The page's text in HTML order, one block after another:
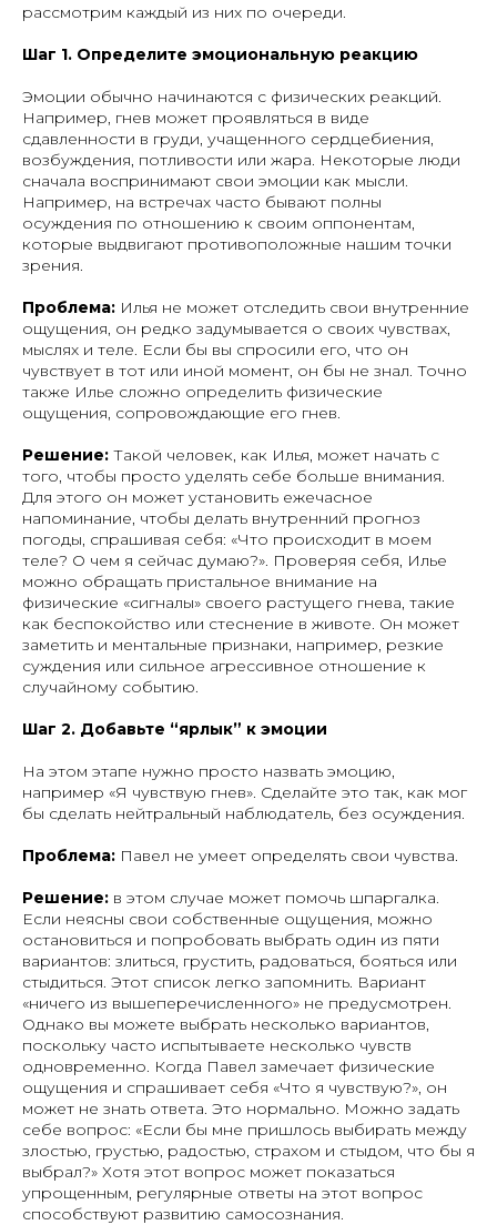
рассмотрим каждый из них по очереди.
Шаг 1. Определите эмоциональную реакцию
Эмоции обычно начинаются с физических реакций.
Например, гнев может проявляться в виде
сдавленности в груди, учащенного сердцебиения,
возбуждения, потливости или жара. Некоторые люди
сначала воспринимают свои эмоции как мысли.
Например, на встречах часто бывают полны
осуждения по отношению к своим оппонентам,
которые выдвигают противоположные нашим точки
зрения.
Проблема: Илья не может отследить свои внутренние
ощущения, он редко задумывается о своих чувствах,
мыслях и теле. Если бы вы спросили его, что он
чувствует в тот или иной момент, он бы не знал. Точно
также Илье сложно определить физические
ощущения, сопровождающие его гнев.
Решение: Такой человек, как Илья, может начать с
того, чтобы просто уделять себе больше внимания.
Для этого он может установить ежечасное
напоминание, чтобы делать внутренний прогноз
погоды, спрашивая себя: «Что происходит в моем
теле? О чем я сейчас думаю?». Проверяя себя, Илье
можно обращать пристальное внимание на
физические «сигналы» своего растущего гнева, такие
как беспокойство или стеснение в животе. Он может
заметить и ментальные признаки, например, резкие
суждения или сильное агрессивное отношение к
случайному событию.
Шаг 2. Добавьте “ярлык” к эмоции
На этом этапе нужно просто назвать эмоцию,
например «Я чувствую гнев». Сделайте это так, как мог
бы сделать нейтральный наблюдатель, без осуждения.
Проблема: Павел не умеет определять свои чувства.
Решение: в этом случае может помочь шпаргалка.
Если неясны свои собственные ощущения, можно
остановиться и попробовать выбрать один из пяти
вариантов: злиться, грустить, радоваться, бояться или
стыдиться. Этот список легко запомнить. Вариант
«ничего из вышеперечисленного» не предусмотрен.
Однако вы можете выбрать несколько вариантов,
поскольку часто испытываете несколько чувств
одновременно. Когда Павел замечает физические
ощущения и спрашивает себя «Что я чувствую?», он
может не знать ответа. Это нормально. Можно задать
себе вопрос: «Если бы мне пришлось выбирать между
злостью, грустью, радостью, страхом и стыдом, что бы я
выбрал?» Хотя этот вопрос может показаться
упрощенным, регулярные ответы на этот вопрос
способствуют развитию самосознания.